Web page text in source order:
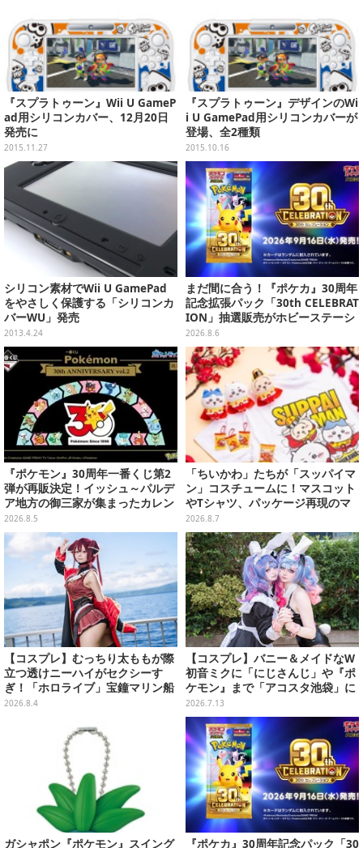
『スプラトゥーン』Wii U GameP
ad用シリコンカバー、12月20日
発売に
2015.11.27
『スプラトゥーン』デザインのWi
i U GamePad用シリコンカバーが
登場、全2種類
2015.10.16
シリコン素材でWii U GamePad
をやさしく保護する「シリコンカ
バーWU」発売
2013.4.24
まだ間に合う！『ポケカ』30周年
記念拡張パック「30th CELEBRAT
ION」抽選販売がホビーステーシ
ョンで実施中、8月6日まで
2026.8.6
『ポケモン』30周年一番くじ第2
弾が再販決定！イッシュ～パルデ
ア地方の御三家が集まったカレン
ダー、ぬいぐるみなど記念グッズ
盛りだくさん
2026.8.5
「ちいかわ」たちが「スッパイマ
ン」コスチュームに！マスコット
やTシャツ、パッケージ再現のマ
グネットなど全5アイテム
2026.8.7
【コスプレ】むっちり太ももが際
立つ透けニーハイがセクシーす
ぎ！「ホロライブ」宝鐘マリン船
長が反則級の可愛いへそ出し姿で
2026.8.4
【コスプレ】バニー＆メイドなW
初音ミクに「にじさんじ」や『ポ
ケモン』まで「アコスタ池袋」に
集った美麗レイヤー13選【写真60
枚】
2026.7.13
ガシャポン『ポケモン』スイング 『ポケカ』30周年記念パック「30